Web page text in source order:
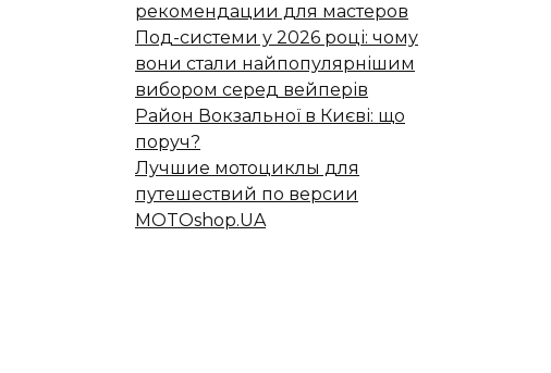
рекомендации для мастеров
Под-системи у 2026 році: чому
вони стали найпопулярнішим
вибором серед вейперів
Район Вокзальної в Києві: що
поруч?
Лучшие мотоциклы для
путешествий по версии
MOTOshop.UA